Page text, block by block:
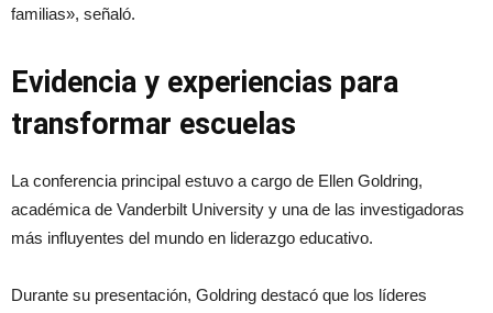
familias», señaló.
Evidencia y experiencias para
transformar escuelas
La conferencia principal estuvo a cargo de Ellen Goldring,
académica de Vanderbilt University y una de las investigadoras
más influyentes del mundo en liderazgo educativo.
Durante su presentación, Goldring destacó que los líderes